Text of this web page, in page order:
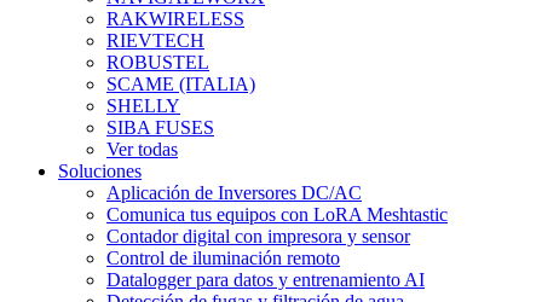
RAKWIRELESS
RIEVTECH
ROBUSTEL
SCAME (ITALIA)
SHELLY
SIBA FUSES
Ver todas
Soluciones
Aplicación de Inversores DC/AC
Comunica tus equipos con LoRA Meshtastic
Contador digital con impresora y sensor
Control de iluminación remoto
Datalogger para datos y entrenamiento AI